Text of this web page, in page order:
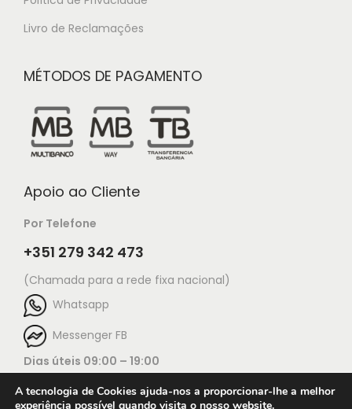
Livro de Reclamações
MÉTODOS DE PAGAMENTO
Apoio ao Cliente
Por Telefone
+351 279 342 473
(Chamada para a rede fixa nacional)
Whatsapp
Messenger FB
Dias úteis 09:00 – 19:00
A tecnologia de Cookies ajuda-nos a proporcionar-lhe a melhor
experiência possível quando visita o nosso website.